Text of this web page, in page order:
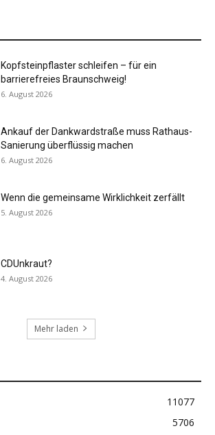
Kopfsteinpflaster schleifen – für ein
barrierefreies Braunschweig!
6. August 2026
Ankauf der Dankwardstraße muss Rathaus-
Sanierung überflüssig machen
6. August 2026
Wenn die gemeinsame Wirklichkeit zerfällt
5. August 2026
CDUnkraut?
4. August 2026
Mehr laden
11077
5706